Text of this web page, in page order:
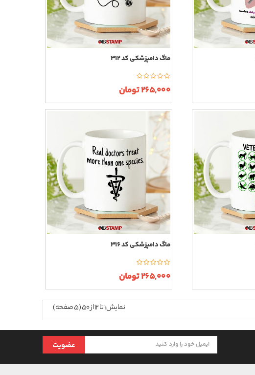
ماگ دامپزشکی کد 312
265,000 تومان
ماگ دامپزشکی کد 316
265,000 تومان
نمایش 1 تا 12 از 50 (5 صفحه)
عضویت